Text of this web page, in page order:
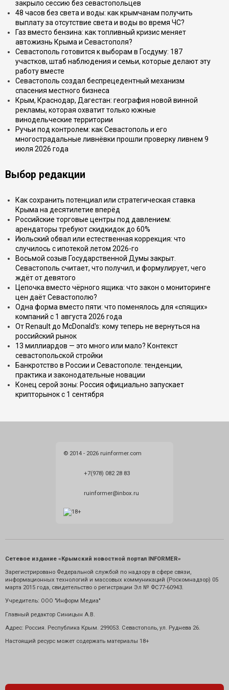
закрыло сессию без севастопольцев
48 часов без света и воды: как крымчанам получить
выплату за отсутствие света и воды во время ЧС?
Газ вместо бензина: как топливный кризис меняет
автожизнь Крыма и Севастополя?
Севастополь готовится к выборам в Госдуму: 187
участков, штаб наблюдения и семьи, которые делают эту
работу вместе
Севастополь создал беспрецедентный механизм
спасения местного бизнеса
Крым, Краснодар, Дагестан: география новой винной
рекламы, которая охватит только южные
винодельческие территории
Ручьи под контролем: как Севастополь и его
многострадальные ливнёвки прошли проверку ливнем 9
июля 2026 года
Выбор редакции
Как сохранить потенциал или стратегическая ставка
Крыма на десятилетие вперёд
Российские торговые центры под давлением:
арендаторы требуют скидкидок до 60%
Июльский обвал или естественная коррекция: что
случилось с ипотекой летом 2026-го
Восьмой созыв Государственной Думы закрыт.
Севастополь считает, что получил, и формулирует, чего
ждёт от девятого
Цепочка вместо чёрного ящика: что закон о мониторинге
цен даёт Севастополю?
Одна форма вместо пяти: что поменялось для «спящих»
компаний с 1 августа 2026 года
От Renault до McDonald's: кому теперь не вернуться на
российский рынок
13 миллиардов — это много или мало? Контекст
севастопольской стройки
Банкротство в России и Севастополе: тенденции,
практика и законодательные новации
Конец серой зоны: Россия официально запускает
крипторынок с 1 сентября
© 2014 - 2026 ruinformer.com
+7(978) 082 28 83
ruinformer@inbox.ru
Сетевое издание «Крымский новостной портал INFORMER»
Зарегистрировано Федеральной службой по надзору в сфере связи,
информационных технологий и массовых коммуникаций (Роскомнадзор) 05
марта 2015 года, свидетельство о регистрации Эл № ФС77-60943.
Учредитель: ООО "Информ Медиа"
Главный редактор Синицын А.В.
Адрес: Россия. Республика Крым. 299053. Севастополь, ул. Руднева 26.
Настоящий ресурс может содержать материалы 18+